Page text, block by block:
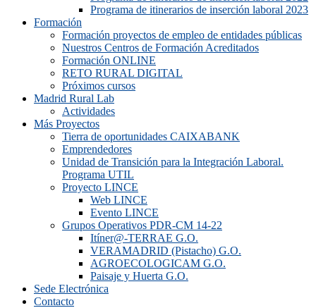
Programa de itinerarios de inserción laboral 2023
Formación
Formación proyectos de empleo de entidades públicas
Nuestros Centros de Formación Acreditados
Formación ONLINE
RETO RURAL DIGITAL
Próximos cursos
Madrid Rural Lab
Actividades
Más Proyectos
Tierra de oportunidades CAIXABANK
Emprendedores
Unidad de Transición para la Integración Laboral.
Programa UTIL
Proyecto LINCE
Web LINCE
Evento LINCE
Grupos Operativos PDR-CM 14-22
Itíner@-TERRAE G.O.
VERAMADRID (Pistacho) G.O.
AGROECOLOGICAM G.O.
Paisaje y Huerta G.O.
Sede Electrónica
Contacto